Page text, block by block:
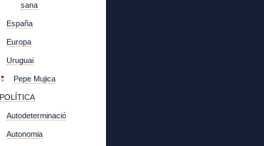
sana
España
Europa
Uruguai
Pepe Mujica
POLÍTICA
Autodeterminació
Autonomia